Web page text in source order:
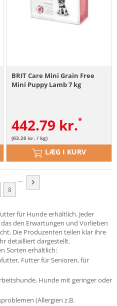
BRIT Care Mini Grain Free
Mini Puppy Lamb 7 kg
442.79 kr.
(63.26 kr. / kg)
LÆG I KURV
8
...
für Hunde erhältlich. Jeder
den Erwartungen und Vorlieben
Die Produzenten teilen klar ihre
detailliert dargestellt.
Sorten erhältlich:
Futter für Senioren, für
Hunde mit geringer oder
(Allergien z.B.